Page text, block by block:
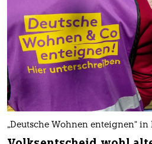
„Deutsche Wohnen enteignen“ in